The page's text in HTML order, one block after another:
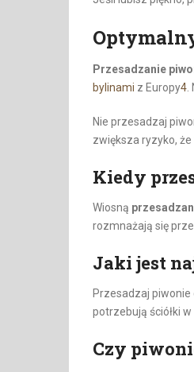
Przesadzanie
bylinami z Europy4.
Nie przesadzaj
zwiększa ryzyko,
Kiedy
Wiosną
rozmnażają się
Jaki jest
Przesadzaj
potrzebują ściółki
Czy